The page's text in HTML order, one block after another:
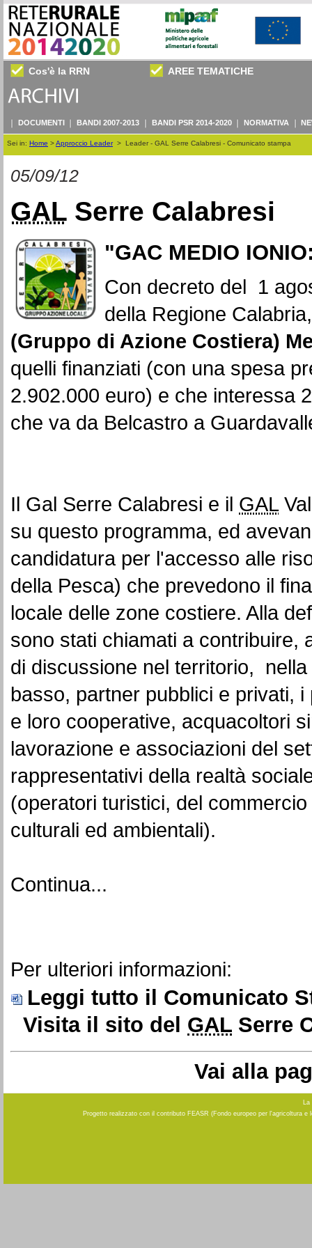
Cos'è la RRN AREE TEMATICHE
DOCUMENTI BANDI 2007-2013 BANDI PSR 2014-2020 NORMATIVA
Sei in: Home >Approccio Leader> Leader - GAL Serre Calabresi - Comunicato stampa
05/09/12
GAL Serre Calabresi
"GAC MEDIO
Con decreto del 1
della Regione
(Gruppo di Azione Costiera)
quelli finanziati (con una spesa
2.902.000 euro) e che interessa
che va da Belcastro a
Il Gal Serre Calabresi e il GAL
su questo programma, ed
candidatura per l'accesso alle
della Pesca) che prevedono il
locale delle zone costiere. Alla
sono stati chiamati a contribuire,
di discussione nel territorio,
basso, partner pubblici e privati,
e loro cooperative, acquacoltori
lavorazione e associazioni del
rappresentativi della realtà
(operatori turistici, del
culturali ed ambientali).
Continua...
Per ulteriori informazioni:
Leggi tutto il Comunicato
Visita il sito del GAL Serre
Vai alla
La
Progetto realizzato con il contributo FEASR (Fondo europeo per l'agricoltura